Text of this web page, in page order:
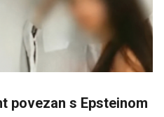
povezan s Epsteinom